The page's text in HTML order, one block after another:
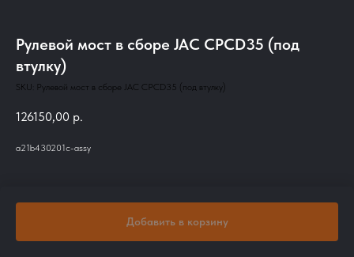
Рулевой мост в сборе JAC CPCD35 (под
втулку)
SKU: Рулевой мост в сборе JAC CPCD35 (под втулку)
126150,00 р.
Добавить в корзину
a21b430201c-assy